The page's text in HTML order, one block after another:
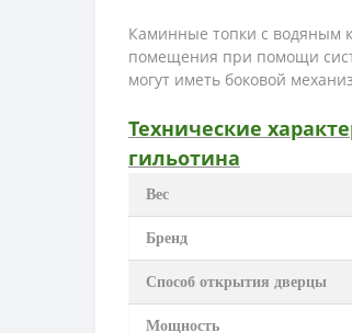
Каминные топки с водяным
помещения при помощи
могут иметь боковой
Технические
гильотина
Вес
Бренд
Способ открытия дверцы
Мощность